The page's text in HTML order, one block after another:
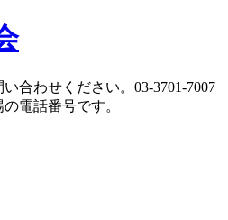
合わせください。 03-3701-7007
電話番号です。